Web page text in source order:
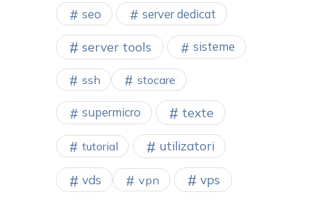
seo server dedicat
server tools sisteme
ssh stocare
supermicro texte
tutorial utilizatori
vds vpn vps